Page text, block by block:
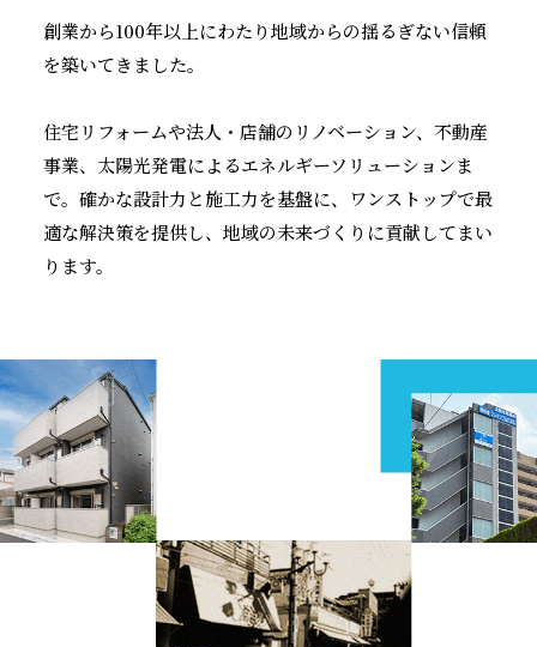
創業から100年以上にわたり地域からの揺るぎない信頼
を築いてきました。
住宅リフォームや法人・店舗のリノベーション、不動産
事業、太陽光発電によるエネルギーソリューションま
で。確かな設計力と施工力を基盤に、ワンストップで最
適な解決策を提供し、地域の未来づくりに貢献してまい
ります。